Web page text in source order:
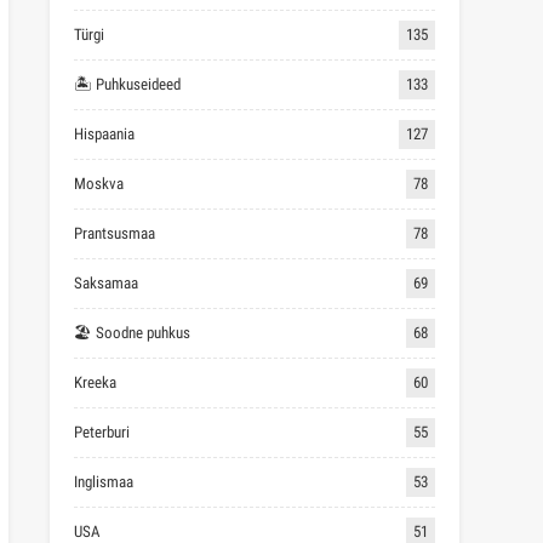
Türgi 135
🏝 Puhkuseideed 133
Hispaania 127
Moskva 78
Prantsusmaa 78
Saksamaa 69
🏖 Soodne puhkus 68
Kreeka 60
Peterburi 55
Inglismaa 53
USA 51